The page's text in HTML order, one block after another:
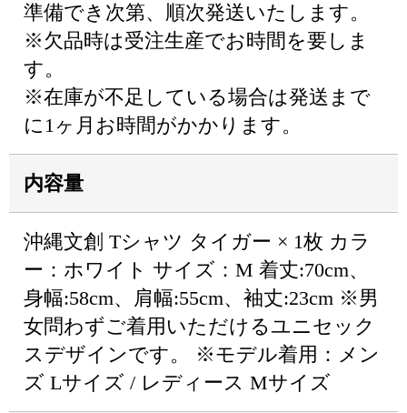
準備でき次第、順次発送いたします。
※欠品時は受注生産でお時間を要しま
す。
※在庫が不足している場合は発送まで
に1ヶ月お時間がかかります。
内容量
沖縄文創 Tシャツ タイガー × 1枚 カラ
ー：ホワイト サイズ：M 着丈:70cm、
身幅:58cm、肩幅:55cm、袖丈:23cm ※男
女問わずご着用いただけるユニセック
スデザインです。 ※モデル着用：メン
ズ Lサイズ / レディース Mサイズ